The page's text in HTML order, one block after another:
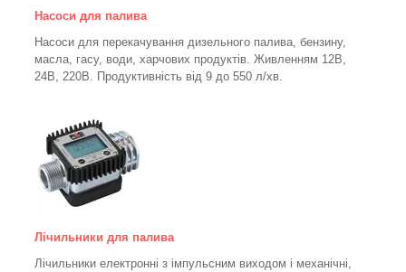
Насоси для палива
Насоси для перекачування дизельного палива, бензину,
масла, гасу, води, харчових продуктів. Живленням 12В,
24В, 220В. Продуктивність від 9 до 550 л/хв.
Лічильники для палива
Лічильники електронні з імпульсним виходом і механічні,